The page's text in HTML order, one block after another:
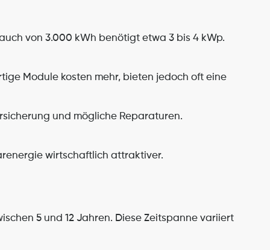
von 3.000 kWh benötigt etwa 3 bis 4 kWp.
Module kosten mehr, bieten jedoch oft eine
und mögliche Reparaturen.
wirtschaftlich attraktiver.
5 und 12 Jahren. Diese Zeitspanne variiert